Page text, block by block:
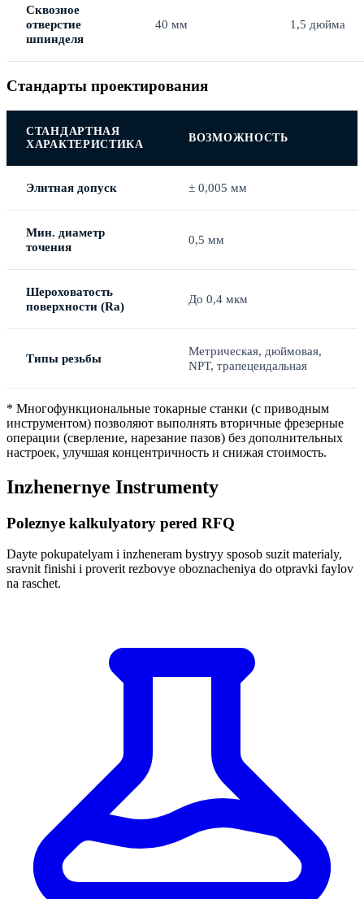
Сквозное
отверстие
шпинделя
40 мм 1,5 дюйма
Стандарты проектирования
СТАНДАРТНАЯ
ХАРАКТЕРИСТИКА
ВОЗМОЖНОСТЬ
Элитная допуск ± 0,005 мм
Мин. диаметр
точения
0,5 мм
Шероховатость
поверхности (Ra)
До 0,4 мкм
Типы резьбы
Метрическая, дюймовая,
NPT, трапецеидальная
* Многофункциональные токарные станки (с приводным
инструментом) позволяют выполнять вторичные фрезерные
операции (сверление, нарезание пазов) без дополнительных
настроек, улучшая концентричность и снижая стоимость.
Inzhenernye Instrumenty
Poleznye kalkulyatory pered RFQ
Dayte pokupatelyam i inzheneram bystryy sposob suzit materialy,
sravnit finishi i proverit rezbovye oboznacheniya do otpravki faylov
na raschet.